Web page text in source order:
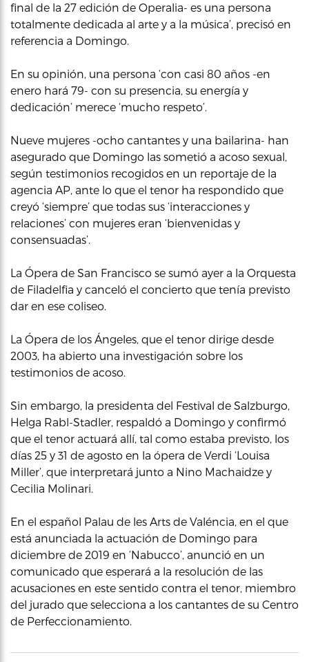
final de la 27 edición de Operalia- es una persona
totalmente dedicada al arte y a la música’, precisó en
referencia a Domingo.
En su opinión, una persona ‘con casi 80 años -en
enero hará 79- con su presencia, su energía y
dedicación’ merece ‘mucho respeto’.
Nueve mujeres -ocho cantantes y una bailarina- han
asegurado que Domingo las sometió a acoso sexual,
según testimonios recogidos en un reportaje de la
agencia AP, ante lo que el tenor ha respondido que
creyó ‘siempre’ que todas sus ‘interacciones y
relaciones’ con mujeres eran ‘bienvenidas y
consensuadas’.
La Ópera de San Francisco se sumó ayer a la Orquesta
de Filadelfia y canceló el concierto que tenía previsto
dar en ese coliseo.
La Ópera de los Ángeles, que el tenor dirige desde
2003, ha abierto una investigación sobre los
testimonios de acoso.
Sin embargo, la presidenta del Festival de Salzburgo,
Helga Rabl-Stadler, respaldó a Domingo y confirmó
que el tenor actuará allí, tal como estaba previsto, los
días 25 y 31 de agosto en la ópera de Verdi ‘Louisa
Miller’, que interpretará junto a Nino Machaidze y
Cecilia Molinari.
En el español Palau de les Arts de Valéncia, en el que
está anunciada la actuación de Domingo para
diciembre de 2019 en ‘Nabucco’, anunció en un
comunicado que esperará a la resolución de las
acusaciones en este sentido contra el tenor, miembro
del jurado que selecciona a los cantantes de su Centro
de Perfeccionamiento.